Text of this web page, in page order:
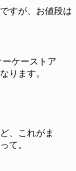
すが、お値段は
ケーストア
ります。
、これがま
て。